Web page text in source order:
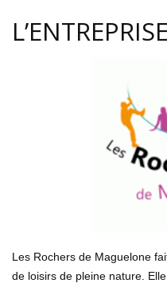
L’ENTREPRISE
Les Rochers de Maguelone
de loisirs de pleine nature.